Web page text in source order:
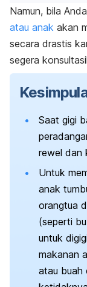
Namun, bila
atau anak akan
secara drastis
segera
Saat gigi
rewel dan
Untuk
anak
orangtua
(seperti
untuk
makanan
atau buah